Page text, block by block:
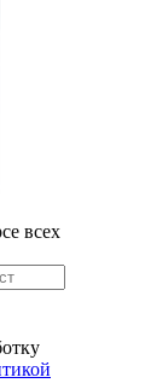
всех